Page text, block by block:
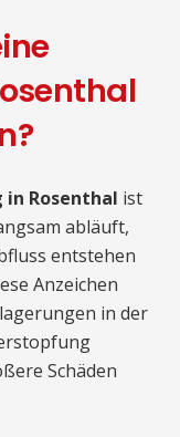
in Rosenthal ist
abläuft,
entstehen
Anzeichen
in der
Schäden